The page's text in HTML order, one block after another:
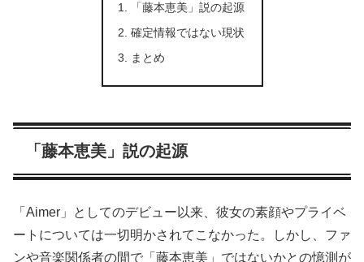
「藤本恵美」説の起源
確定情報ではない現状
まとめ
「藤本恵美」説の起源
「Aimer」としてのデビュー以来、彼女の素顔やプライベ
ートについては一切明かされてこなかった。しかし、ファ
ンや音楽関係者の間で「藤本恵美」ではないかとの憶測が